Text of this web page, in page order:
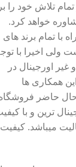
تلاش خود را برا
خواهد کرد.
با تمام برند های
ولی اخیرا با
اورجینال در
همکاری ها
حاضر
ترین و با
میباشد. کیفیت